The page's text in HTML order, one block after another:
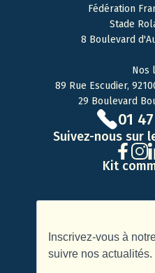
Fédération
Stade
8 Boulevard
Nos
89 Rue Escudier,
29 Boulevard
01
Suivez-nous sur
Kit